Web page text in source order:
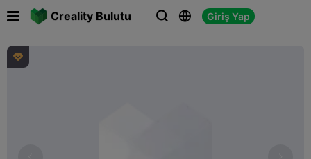
Creality Bulutu   Giriş Yap
